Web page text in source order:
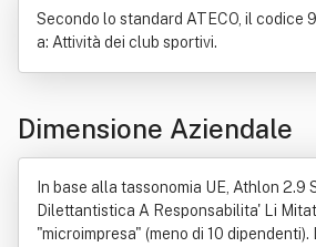
Servizio
Secondo lo standard ATECO, il codice
a: Attività dei club sportivi.
Dimensione Aziendale
In base alla tassonomia UE, Athlon 2.9
Dilettantistica A Responsabilita' Li
"microimpresa" (meno di 10